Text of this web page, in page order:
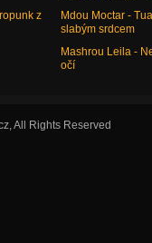
z
Mdou Moctar -
slabým srdcem
Mashrou Leila -
očí
All Rights Reserved